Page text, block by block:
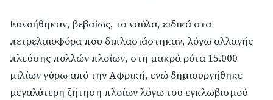
Ευνοήθηκαν, βεβαίως, τα ναύλα, ειδικά στα
πετρελαιοφόρα που διπλασιάστηκαν, λόγω αλλαγής
πλεύσης πολλών πλοίων, στη μακρά ρότα 15.000
μιλίων γύρω από την Αφρική, ενώ δημιουργήθηκε
μεγαλύτερη ζήτηση πλοίων λόγω του εγκλωβισμού